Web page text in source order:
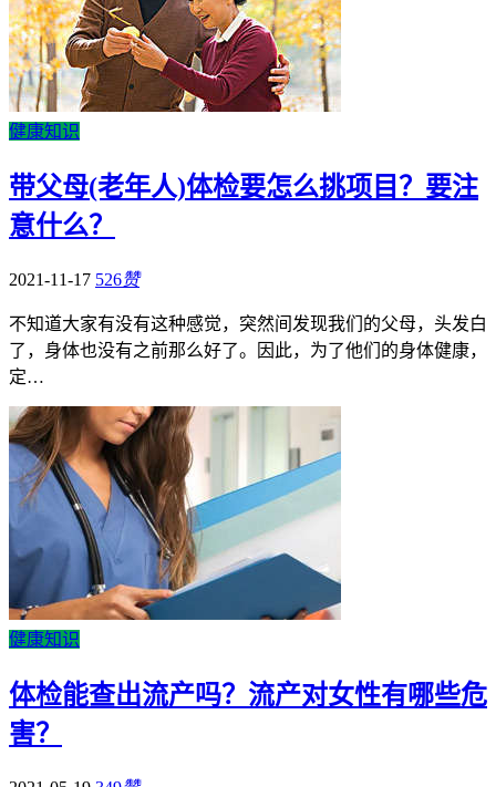
健康知识
带父母(老年人)体检要怎么挑项目？要注
意什么？
2021-11-17 526赞
不知道大家有没有这种感觉，突然间发现我们的父母，头发白
了，身体也没有之前那么好了。因此，为了他们的身体健康，
定…
健康知识
体检能查出流产吗？流产对女性有哪些危
害？